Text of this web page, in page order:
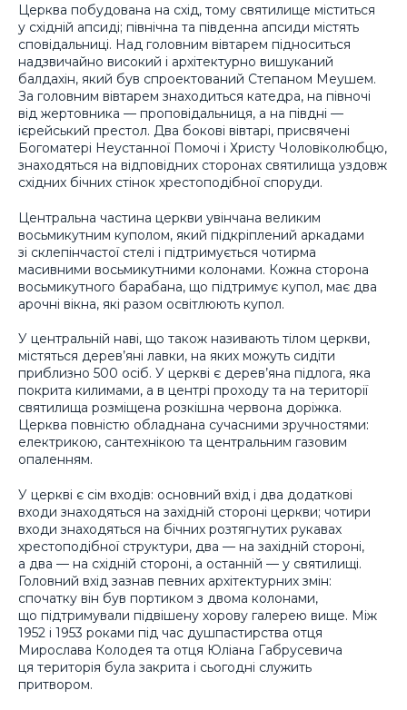
Церква побудована на схід, тому святилище міститься
у східній апсиді; північна та південна апсиди містять
сповідальниці. Над головним вівтарем підноситься
надзвичайно високий і архітектурно вишуканий
балдахін, який був спроектований Степаном Меушем.
За головним вівтарем знаходиться катедра, на півночі
від жертовника — проповідальниця, а на півдні —
ієрейський престол. Два бокові вівтарі, присвячені
Богоматері Неустанної Помочі і Христу Чоловіколюбцю,
знаходяться на відповідних сторонах святилища уздовж
східних бічних стінок хрестоподібної споруди.
Центральна частина церкви увінчана великим
восьмикутним куполом, який підкріплений аркадами
зі склепінчастої стелі і підтримується чотирма
масивними восьмикутними колонами. Кожна сторона
восьмикутного барабана, що підтримує купол, має два
арочні вікна, які разом освітлюють купол.
У центральній наві, що також називають тілом церкви,
містяться дерев’яні лавки, на яких можуть сидіти
приблизно 500 осіб. У церкві є дерев’яна підлога, яка
покрита килимами, а в центрі проходу та на території
святилища розміщена розкішна червона доріжка.
Церква повністю обладнана сучасними зручностями:
електрикою, сантехнікою та центральним газовим
опаленням.
У церкві є сім входів: основний вхід і два додаткові
входи знаходяться на західній стороні церкви; чотири
входи знаходяться на бічних розтягнутих рукавах
хрестоподібної структури, два — на західній стороні,
а два — на східній стороні, а останній — у святилищі.
Головний вхід зазнав певних архітектурних змін:
спочатку він був портиком з двома колонами,
що підтримували підвішену хорову галерею вище. Між
1952 і 1953 роками під час душпастирства отця
Мирослава Колодея та отця Юліана Габрусевича
ця територія була закрита і сьогодні служить
притвором.